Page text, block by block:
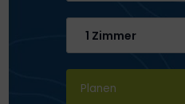
1 Zimmer
Planen